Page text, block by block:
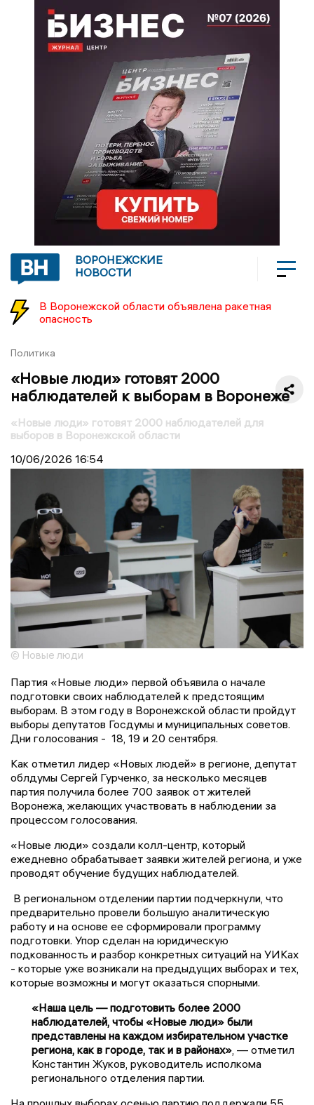
ВОРОНЕЖСКИЕ
НОВОСТИ
В Воронежской области объявлена ракетная
опасность
Политика
«Новые люди» готовят 2000
наблюдателей к выборам в Воронеже
«Новые люди» готовят 2000 наблюдателей для
выборов в Воронежской области
10/06/2026 16:54
© Новые люди
Партия «Новые люди» первой объявила о начале
подготовки своих наблюдателей к предстоящим
выборам. В этом году в Воронежской области пройдут
выборы депутатов Госдумы и муниципальных советов.
Дни голосования - 18, 19 и 20 сентября.
Как отметил лидер «Новых людей» в регионе, депутат
облдумы Сергей Гурченко, за несколько месяцев
партия получила более 700 заявок от жителей
Воронежа, желающих участвовать в наблюдении за
процессом голосования.
«Новые люди» создали колл-центр, который
ежедневно обрабатывает заявки жителей региона, и уже
проводят обучение будущих наблюдателей.
В региональном отделении партии подчеркнули, что
предварительно провели большую аналитическую
работу и на основе ее сформировали программу
подготовки. Упор сделан на юридическую
подкованность и разбор конкретных ситуаций на УИКах
- которые уже возникали на предыдущих выборах и тех,
которые возможны и могут оказаться спорными.
«Наша цель — подготовить более 2000
наблюдателей, чтобы «Новые люди» были
представлены на каждом избирательном участке
региона, как в городе, так и в районах» , — отметил
Константин Жуков, руководитель исполкома
регионального отделения партии.